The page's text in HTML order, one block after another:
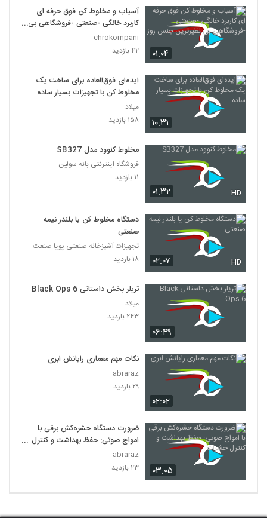
۰۱:۰۴
آسیاب و مخلوط کن فوق حرفه ای
کاربرد خانگی -صنعتی -فروشگاهی بی
نظیرترین جنس روز
chrokompani
۴۲ بازدید
۱۰:۳۱
ایده‌ای فوق‌العاده برای ساخت یک
مخلوط‌ کن با تجهیزات بسیار ساده
میلاد
۱۵۸ بازدید
۰۱:۳۲ HD
مخلوط کنوود مدل SB327
فروشگاه اینترنتی بانه سولین
۱۱ بازدید
۰۲:۰۷ HD
دستگاه مخلوط کن یا بلندر نیمه
صنعتی
تجهیزات آشپزخانه صنعتی پویا صنعت
۱۸ بازدید
۰۶:۴۹
تریلر بخش داستانی Black Ops 6
میلاد
۲۴۳ بازدید
۰۲:۰۲
نکات مهم معماری رایانش ابری
abraraz
۲۹ بازدید
۰۳:۰۵
ضرورت دستگاه حشره‌کش برقی با
امواج صوتی: حفظ بهداشت و کنترل
حشرات
abraraz
۲۳ بازدید